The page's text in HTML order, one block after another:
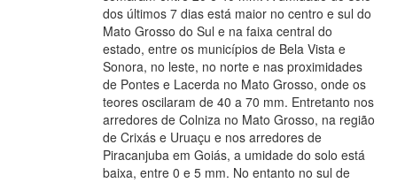
dos últimos 7 dias está maior no centro e sul do
Mato Grosso do Sul e na faixa central do
estado, entre os municípios de Bela Vista e
Sonora, no leste, no norte e nas proximidades
de Pontes e Lacerda no Mato Grosso, onde os
teores oscilaram de 40 a 70 mm. Entretanto nos
arredores de Colniza no Mato Grosso, na região
de Crixás e Uruaçu e nos arredores de
Piracanjuba em Goiás, a umidade do solo está
baixa, entre 0 e 5 mm. No entanto no sul de